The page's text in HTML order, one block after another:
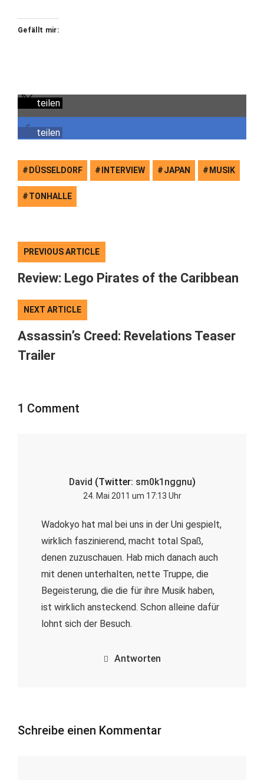
Gefällt mir:
teilen
teilen
DÜSSELDORF INTERVIEW JAPAN MUSIK
TONHALLE
PREVIOUS ARTICLE
Review: Lego Pirates of the Caribbean
NEXT ARTICLE
Assassin’s Creed: Revelations Teaser
Trailer
1 Comment
David (Twitter: sm0k1nggnu)
24. Mai 2011 um 17:13 Uhr
Wadokyo hat mal bei uns in der Uni gespielt,
wirklich faszinierend, macht total Spaß,
denen zuzuschauen. Hab mich danach auch
mit denen unterhalten, nette Truppe, die
Begeisterung, die die für ihre Musik haben,
ist wirklich ansteckend. Schon alleine dafür
lohnt sich der Besuch.
Antworten
Schreibe einen Kommentar